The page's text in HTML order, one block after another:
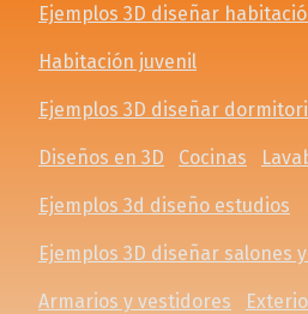
Ejemplos 3D diseñar
Habitación juvenil
Ejemplos 3D diseñar
Diseños en 3D Cocinas
Ejemplos 3d diseño estudios
Ejemplos 3D diseñar salones
Armarios y vestidores